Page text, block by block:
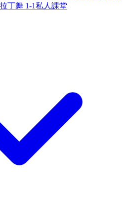
拉丁舞 1-1私人課堂